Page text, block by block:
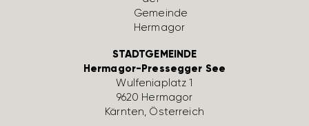
STADTGEMEINDE
Hermagor-Pressegger See
Wulfe­nia­platz 1
9620 Hermagor
Kärnten, Öster­reich